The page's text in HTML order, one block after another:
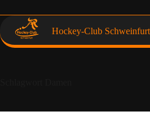
Hockey-Club